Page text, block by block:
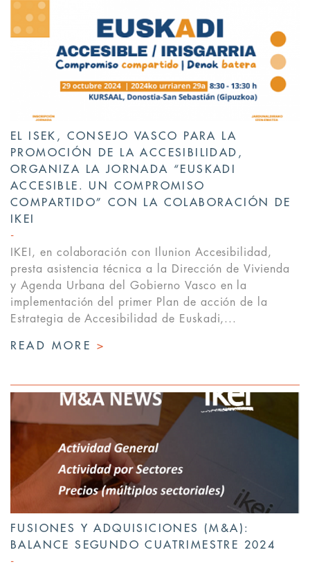
EL ISEK, CONSEJO VASCO PARA LA
PROMOCIÓN DE LA ACCESIBILIDAD,
ORGANIZA LA JORNADA “EUSKADI
ACCESIBLE. UN COMPROMISO
COMPARTIDO” CON LA COLABORACIÓN DE
IKEI
IKEI, en colaboración con Ilunion Accesibilidad,
presta asistencia técnica a la Dirección de Vivienda
y Agenda Urbana del Gobierno Vasco en la
implementación del primer Plan de acción de la
Estrategia de Accesibilidad de Euskadi,...
READ MORE >
FUSIONES Y ADQUISICIONES (M&A):
BALANCE SEGUNDO CUATRIMESTRE 2024